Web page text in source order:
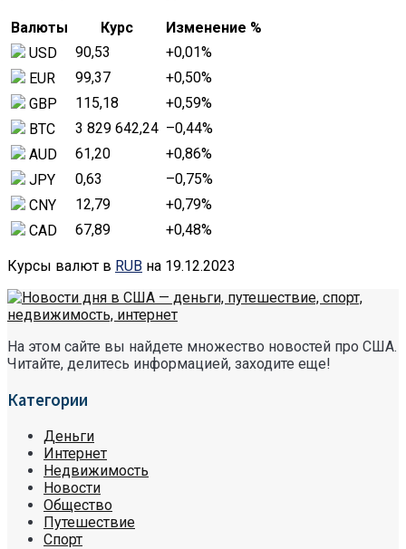
Валюты Курс
Изменение %
USD
90,53 +0,01%
EUR
99,37 +0,50%
GBP
115,18 +0,59%
BTC
3 829 642,24 –0,44%
AUD
61,20 +0,86%
JPY
0,63 –0,75%
CNY
12,79 +0,79%
CAD
67,89 +0,48%
Курсы валют в RUB на 19.12.2023
На этом сайте вы найдете множество новостей про США.
Читайте, делитесь информацией, заходите еще!
Категории
Деньги
Интернет
Недвижимость
Новости
Общество
Путешествие
Спорт